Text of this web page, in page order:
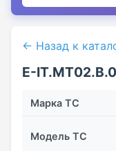
← Назад к
E-
Марка ТС
Модель ТС